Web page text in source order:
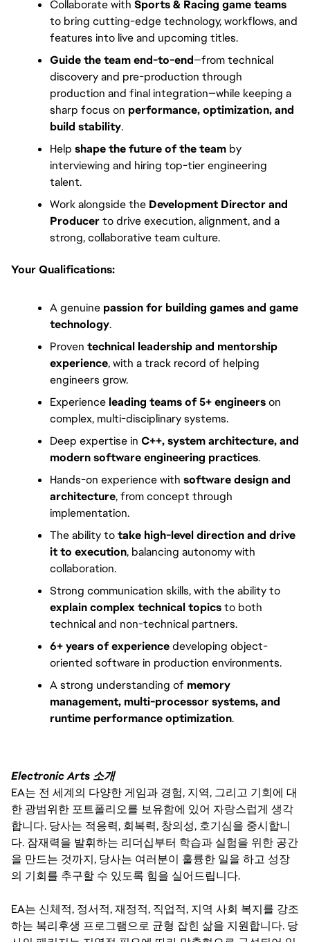
Collaborate with Sports & Racing game teams
to bring cutting-edge technology, workflows, and
features into live and upcoming titles.
Guide the team end-to-end—from technical
discovery and pre-production through
production and final integration—while keeping a
sharp focus on performance, optimization, and
build stability.
Help shape the future of the team by
interviewing and hiring top-tier engineering
talent.
Work alongside the Development Director and
Producerto drive execution, alignment, and a
strong, collaborative team culture.
Your Qualifications:
A genuine passion for building games and game
technology.
Proven technical leadership and mentorship
experience, with a track record of helping
engineers grow.
Experience leading teams of 5+ engineerson
complex, multi-disciplinary systems.
Deep expertise in C++, system architecture, and
modern software engineering practices.
Hands-on experience with software design and
architecture, from concept through
implementation.
The ability totake high-level direction and drive
it to execution, balancing autonomy with
collaboration.
Strong communication skills, with the ability to
explain complex technical topicsto both
technical and non-technical partners.
6+ years of experiencedeveloping object-
oriented software in production environments.
A strong understanding of memory
management, multi-processor systems, and
runtime performance optimization.
Electronic Arts 소개
EA는 전 세계의 다양한 게임과 경험, 지역, 그리고 기회에 대
한 광범위한 포트폴리오를 보유함에 있어 자랑스럽게 생각
합니다. 당사는 적응력, 회복력, 창의성, 호기심을 중시합니
다. 잠재력을 발휘하는 리더십부터 학습과 실험을 위한 공간
을 만드는 것까지, 당사는 여러분이 훌륭한 일을 하고 성장
의 기회를 추구할 수 있도록 힘을 실어드립니다.
EA는 신체적, 정서적, 재정적, 직업적, 지역 사회 복지를 강조
하는 복리후생 프로그램으로 균형 잡힌 삶을 지원합니다. 당